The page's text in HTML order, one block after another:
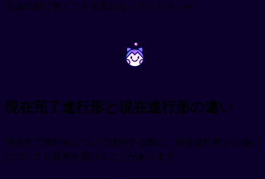
主語の前に置くことを忘れないでください👀
~ ~
現在完了進行形と現在進行形の違い
現在完了進行形について説明する際に、現在進行形との違い
についても質問を受けることがあります。